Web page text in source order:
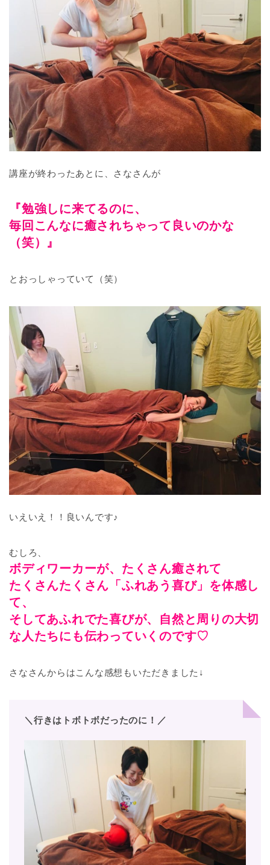
講座が終わったあとに、さなさんが
『勉強しに来てるのに、
毎回こんなに癒されちゃって良いのかな
（笑）』
とおっしゃっていて（笑）
いえいえ！！良いんです♪
むしろ、
ボディワーカーが、たくさん癒されて
たくさんたくさん「ふれあう喜び」を体感し
て、
そしてあふれでた喜びが、自然と周りの大切
な人たちにも伝わっていくのです♡
さなさんからはこんな感想もいただきました↓
＼行きはトボトボだったのに！／